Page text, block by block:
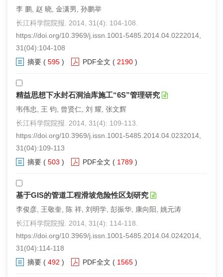
李 鹏, 赵 晓, 金潇男, 孙鹏举
长江科学院院报. 2014, 31(4): 104-108.
https://doi.org/10.3969/j.issn.1001-5485.2014.04.0222014,
31(04):104-108
摘要 ( 595 ) PDF全文 ( 2190 )
精益思想下水封石洞油库施工“6S”管理研究
韦伟忠, 王 钧, 曾贤仁, 刘 耀, 张文辉
长江科学院院报. 2014, 31(4): 109-113.
https://doi.org/10.3969/j.issn.1001-5485.2014.04.0232014,
31(04):109-113
摘要 ( 503 ) PDF全文 ( 1789 )
基于GIS的管道工程滑坡危险性区划研究
李俊彦, 王敬奎, 陈 祥, 刘明学, 彭振华, 康向阳, 姚元涛
长江科学院院报. 2014, 31(4): 114-118.
https://doi.org/10.3969/j.issn.1001-5485.2014.04.0242014,
31(04):114-118
摘要 ( 492 ) PDF全文 ( 1565 )